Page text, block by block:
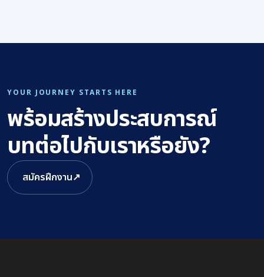
YOUR JOURNEY STARTS HERE
พร้อมสร้างประสบการณ์
บทต่อไปกับเราหรือยัง?
สมัครฝึกงาน↗